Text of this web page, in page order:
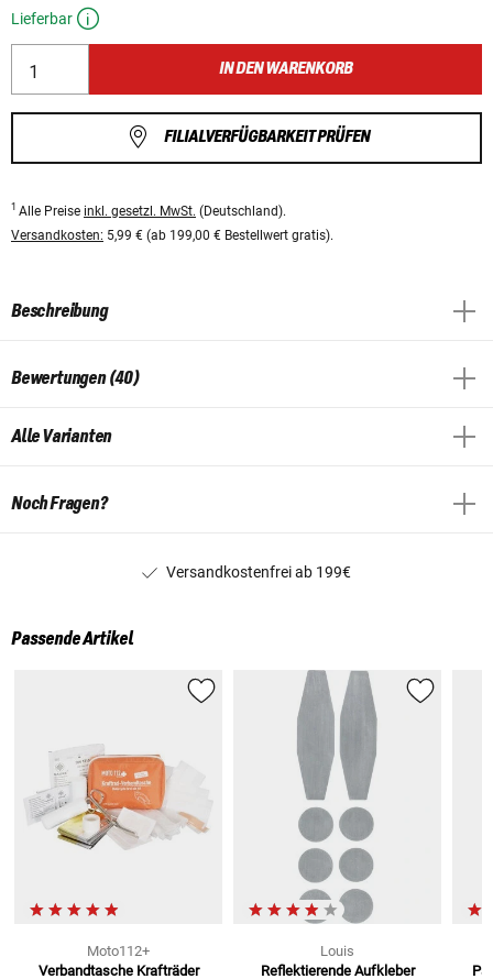
Lieferbar
IN DEN WARENKORB
FILIALVERFÜGBARKEIT PRÜFEN
1 Alle Preise inkl. gesetzl. MwSt. (Deutschland).
Versandkosten: 5,99 € (ab 199,00 € Bestellwert gratis).
Beschreibung
Bewertungen (40)
Alle Varianten
Noch Fragen?
Versandkostenfrei ab 199€
Passende Artikel
Moto112+
Verbandtasche Krafträder
Louis
Reflektierende Aufkleber